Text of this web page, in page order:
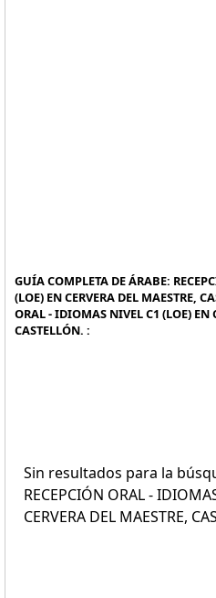
GUÍA COMPLETA DE ÁRABE:
(LOE) EN CERVERA DEL MAESTRE,
ORAL - IDIOMAS NIVEL C1 (LOE) EN
CASTELLÓN. :
Sin resultados para la
RECEPCIÓN ORAL -
CERVERA DEL MAESTRE,